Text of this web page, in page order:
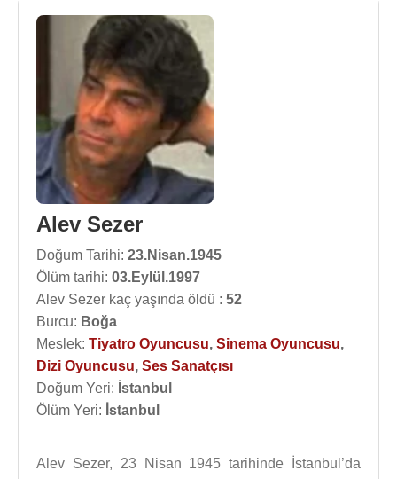
Alev Sezer
Doğum Tarihi: 23.Nisan.1945
Ölüm tarihi: 03.Eylül.1997
Alev Sezer kaç yaşında öldü : 52
Burcu: Boğa
Meslek: Tiyatro Oyuncusu, Sinema Oyuncusu,
Dizi Oyuncusu, Ses Sanatçısı
Doğum Yeri: İstanbul
Ölüm Yeri: İstanbul
Alev Sezer, 23 Nisan 1945 tarihinde İstanbul’da